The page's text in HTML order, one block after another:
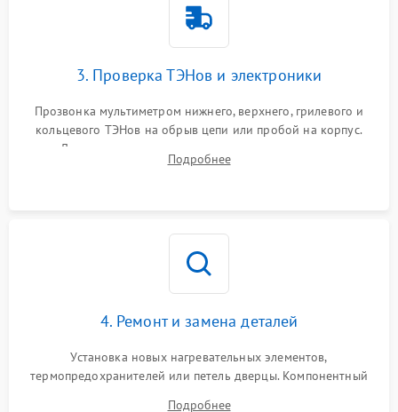
3. Проверка ТЭНов и электроники
Прозвонка мультиметром нижнего, верхнего, грилевого и
кольцевого ТЭНов на обрыв цепи или пробой на корпус.
Диагностика термостата, датчиков температуры,
переключателя режимов и мотора конвекции.
Подробнее
4. Ремонт и замена деталей
Установка новых нагревательных элементов,
термопредохранителей или петель дверцы. Компонентный
Подробнее